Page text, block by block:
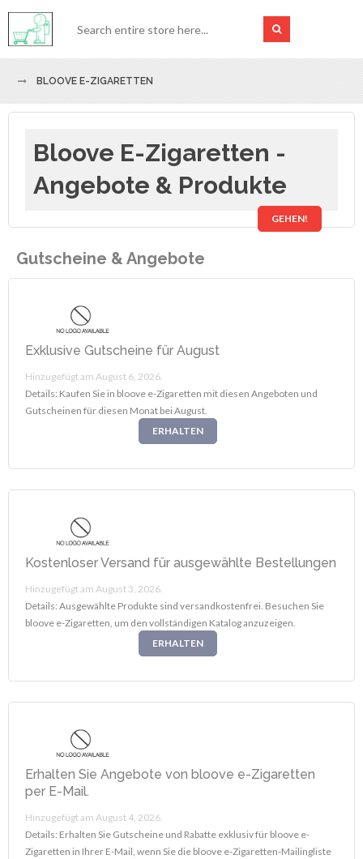
BLOOVE E-ZIGARETTEN
Bloove E-Zigaretten -
Angebote & Produkte
GEHEN!
Gutscheine & Angebote
Exklusive Gutscheine für August
Hinzugefügt am August 6, 2026.
Details: Kaufen Sie in bloove e-Zigaretten mit diesen Angeboten und
Gutscheinen für diesen Monat bei August.
ERHALTEN
Kostenloser Versand für ausgewählte Bestellungen
Hinzugefügt am August 3, 2026.
Details: Ausgewählte Produkte sind versandkostenfrei. Besuchen Sie
bloove e-Zigaretten, um den vollständigen Katalog anzuzeigen.
ERHALTEN
Erhalten Sie Angebote von bloove e-Zigaretten
per E-Mail.
Hinzugefügt am August 4, 2026.
Details: Erhalten Sie Gutscheine und Rabatte exklusiv für bloove e-
Zigaretten in Ihrer E-Mail, wenn Sie die bloove e-Zigaretten-Mailingliste